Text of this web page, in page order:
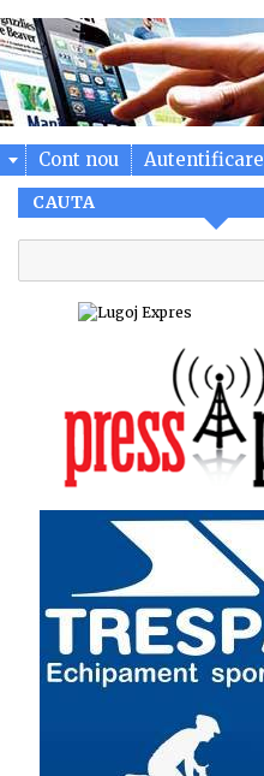
Cont nou Autentificare
CAUTA